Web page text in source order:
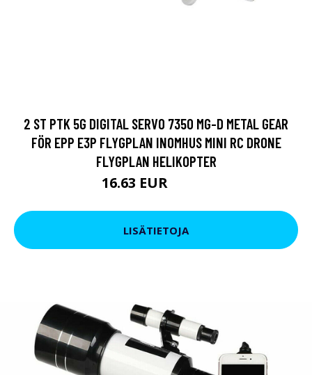
2 ST PTK 5G DIGITAL SERVO 7350 MG-D METAL GEAR
FÖR EPP E3P FLYGPLAN INOMHUS MINI RC DRONE
FLYGPLAN HELIKOPTER
16.63 EUR
LISÄTIETOJA